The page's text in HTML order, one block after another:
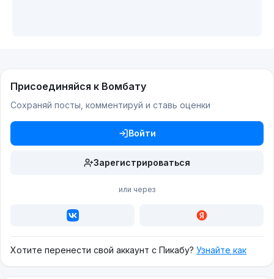
Присоединяйся к Вомбату
Сохраняй посты, комментируй и ставь оценки
Войти
Зарегистрироваться
или через
Хотите перенести свой аккаунт с Пикабу? Узнайте как